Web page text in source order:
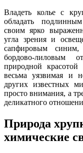
Владеть колье с
обладать
своим ярко
угла зрения и
сапфировым
бордово-лиловым
природной
весьма уязвимая и
других известных
просто внимания, а
деликатного
Природа
химические